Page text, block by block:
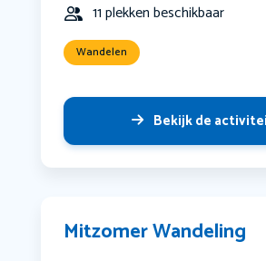
11 plekken beschikbaar
Wandelen
Bekijk de
Mitzomer Wandeling